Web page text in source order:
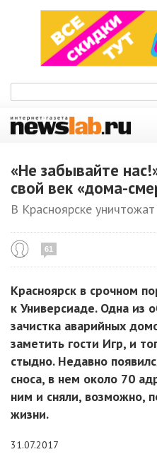
«Не забывайте
свой век «дома-
В Красноярске
61
Красноярск в срочном
к Универсиаде. Одна из
зачистка аварийных
заметить гости Игр, и
стыдно. Недавно
сноса, в нем около 70
ним и сняли, возможно,
жизни.
31.07.2017